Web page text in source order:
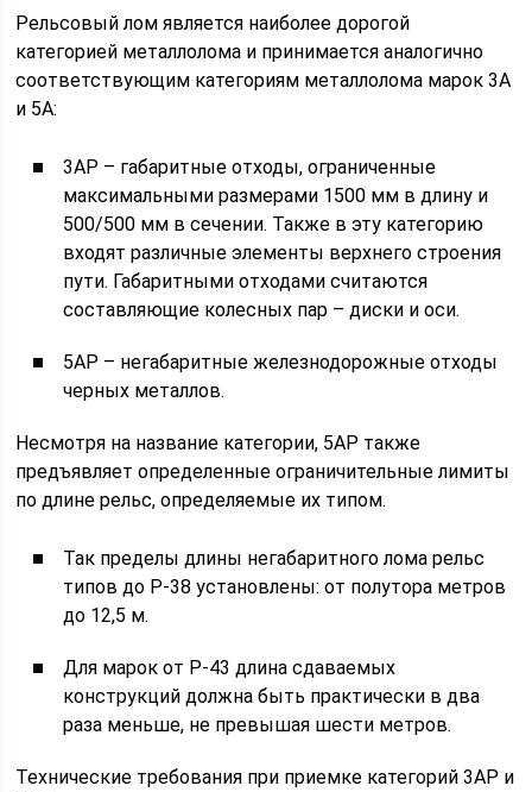
Рельсовый лом является наиболее дорогой
категорией металлолома и принимается аналогично
соответствующим категориям металлолома марок 3А
и 5А:
3АР – габаритные отходы, ограниченные
максимальными размерами 1500 мм в длину и
500/500 мм в сечении. Также в эту категорию
входят различные элементы верхнего строения
пути. Габаритными отходами считаются
составляющие колесных пар – диски и оси.
5АР – негабаритные железнодорожные отходы
черных металлов.
Несмотря на название категории, 5АР также
предъявляет определенные ограничительные лимиты
по длине рельс, определяемые их типом.
Так пределы длины негабаритного лома рельс
типов до Р-38 установлены: от полутора метров
до 12,5 м.
Для марок от Р-43 длина сдаваемых
конструкций должна быть практически в два
раза меньше, не превышая шести метров.
Технические требования при приемке категорий 3АР и